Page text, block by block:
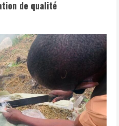
de qualité